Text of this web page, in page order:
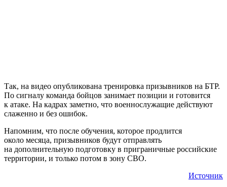
Так, на видео опубликована тренировка призывников на БТР.
По сигналу команда бойцов занимает позиции и готовится
к атаке. На кадрах заметно, что военнослужащие действуют
слаженно и без ошибок.
Напомним, что после обучения, которое продлится
около месяца, призывников будут отправлять
на дополнительную подготовку в приграничные российские
территории, и только потом в зону СВО.
Источник